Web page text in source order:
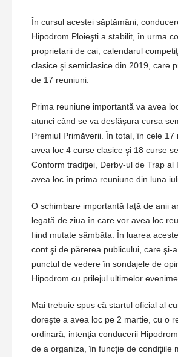
În cursul acestei săptămâni,
Hipodrom Ploieşti a stabilit, în urma
proprietarii de cai, calendarul
clasice şi semiclasice din 2019, care
de 17 reuniuni.
Prima reuniune importantă va avea
atunci când se va desfăşura cursa
Premiul Primăverii. În total, în cele 17
avea loc 4 curse clasice şi 18 curse
Conform tradiţiei, Derby-ul de Trap al
avea loc în prima reuniune din luna
O schimbare importantă faţă de anii
legată de ziua în care vor avea loc
fiind mutate sâmbăta. În luarea
cont şi de părerea publicului, care şi-
punctul de vedere în sondajele de
Hipodrom cu prilejul ultimelor
Mai trebuie spus că startul oficial al
doreşte a avea loc pe 2 martie, cu o
ordinară, intenţia conducerii
de a organiza, în funcţie de condiţiile